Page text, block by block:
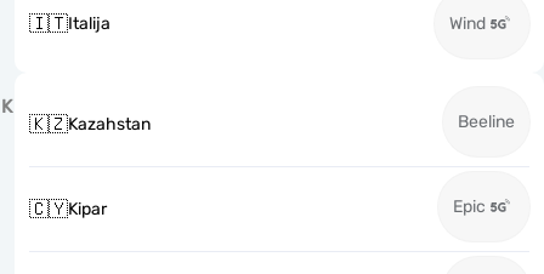
🇮🇹Italija Wind
K
🇰🇿Kazahstan Beeline
🇨🇾Kipar Epic